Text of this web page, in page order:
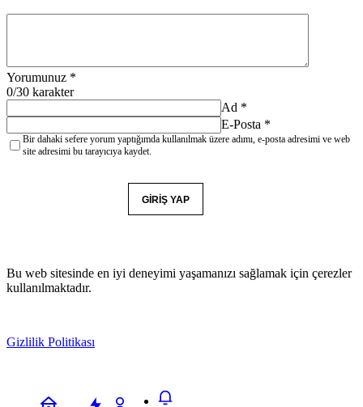
Yorumunuz *
0/30 karakter
Ad *
E-Posta *
Bir dahaki sefere yorum yaptığımda kullanılmak üzere adımı, e-posta adresimi ve web
site adresimi bu tarayıcıya kaydet.
GIRIŞ YAP
Bu web sitesinde en iyi deneyimi yaşamanızı sağlamak için çerezler
kullanılmaktadır.
Gizlilik Politikası